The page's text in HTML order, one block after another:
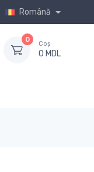
Română
0
Coș
0 MDL